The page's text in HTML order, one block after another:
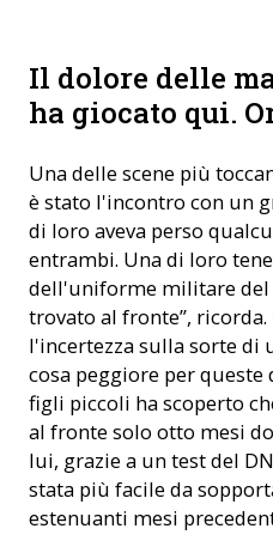
Il dolore delle
ha giocato qui.
Una delle scene più
è stato l'incontro con un
di loro aveva perso
entrambi. Una di loro
dell'uniforme militare del
trovato al fronte”, ricorda.
l'incertezza sulla sorte di
cosa peggiore per queste
figli piccoli ha scoperto
al fronte solo otto mesi
lui, grazie a un test del
stata più facile da
estenuanti mesi